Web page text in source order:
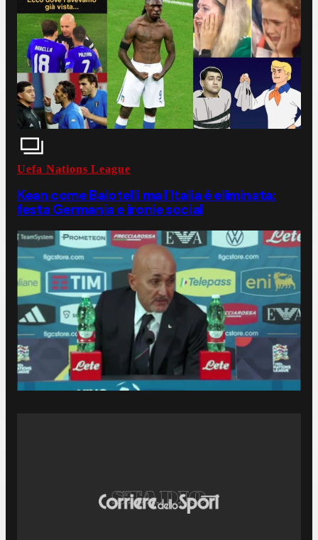
Uefa Nations League
Kean come Balotelli ma l'Italia è eliminata:
festa Germania e ironie social